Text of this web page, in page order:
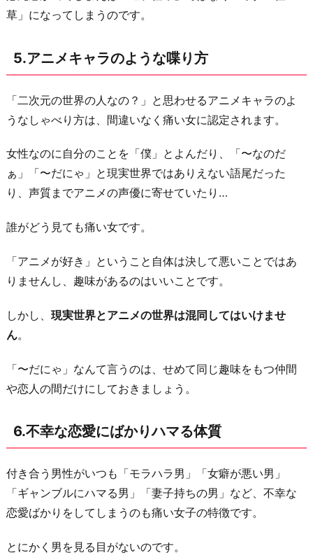
草」になってしまうのです。
5.アニメキャラのような喋り方
「二次元の世界の人なの？」と思わせるアニメキャラのよ
うなしゃべり方は、間違いなく痛い女に認定されます。
女性なのに自分のことを「僕」とよんだり、「〜なのだ
ぁ」「〜だにゃ」と現実世界ではありえない語尾だった
り、声質までアニメの声優に寄せていたり…
誰がどう見ても痛い女です。
「アニメが好き」ということ自体は決して悪いことではあ
りませんし、趣味があるのはいいことです。
しかし、 現実世界とアニメの世界は混同してはいけませ
ん。
「〜だにゃ」なんて言うのは、せめて同じ趣味をもつ仲間
や恋人の間だけにしておきましょう。
6.不幸な恋愛にばかりハマる体質
付き合う男性がいつも「モラハラ男」「女癖が悪い男」
「ギャンブルにハマる男」「妻子持ちの男」など、不幸な
恋愛ばかりをしてしまうのも痛い女子の特徴です。
とにかく男を見る目がないのです。